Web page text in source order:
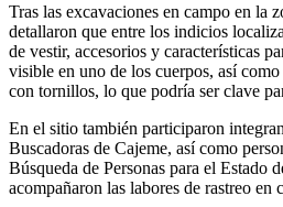
Tras las excavaciones en campo en la
detallaron que entre los indicios
de vestir, accesorios y características
visible en uno de los cuerpos, así
con tornillos, lo que podría ser clave
En el sitio también participaron
Buscadoras de Cajeme, así como
Búsqueda de Personas para el Estado
acompañaron las labores de rastreo en